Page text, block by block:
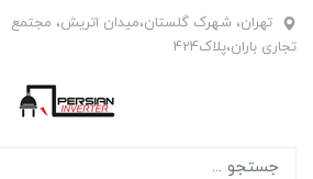
تهران، شهرک گلستان،میدان اتریش، مجتمع
تجاری باران،پلاک424